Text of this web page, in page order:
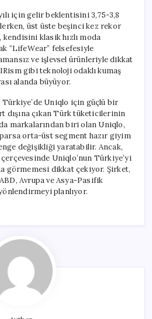
için gelir beklentisini 3,75-3,8
üst üste beşinci kez rekor
klasik hızlı moda
“LifeWear” felsefesiyle
ve işlevsel ürünleriyle dikkat
gibi teknoloji odaklı kumaş
alanda büyüyor.
Türkiye’de Uniqlo için güçlü bir
dışına çıkan Türk tüketicilerinin
markalarından biri olan Uniqlo,
orta-üst segment hazır giyim
değişikliği yaratabilir. Ancak,
Uniqlo’nun Türkiye’yi
görmemesi dikkat çekiyor. Şirket,
Avrupa ve Asya-Pasifik
planlıyor.